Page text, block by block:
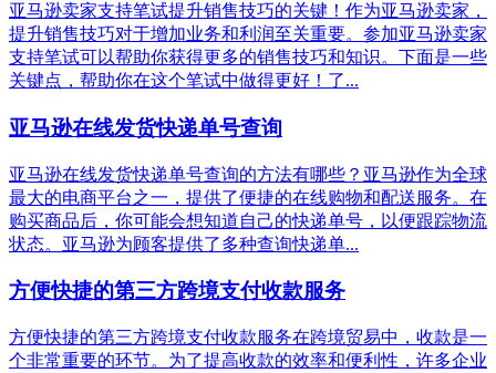
亚马逊卖家支持笔试提升销售技巧的关键！作为亚马逊卖家，
提升销售技巧对于增加业务和利润至关重要。参加亚马逊卖家
支持笔试可以帮助你获得更多的销售技巧和知识。下面是一些
关键点，帮助你在这个笔试中做得更好！了...
亚马逊在线发货快递单号查询
亚马逊在线发货快递单号查询的方法有哪些？亚马逊作为全球
最大的电商平台之一，提供了便捷的在线购物和配送服务。在
购买商品后，你可能会想知道自己的快递单号，以便跟踪物流
状态。亚马逊为顾客提供了多种查询快递单...
方便快捷的第三方跨境支付收款服务
方便快捷的第三方跨境支付收款服务在跨境贸易中，收款是一
个非常重要的环节。为了提高收款的效率和便利性，许多企业